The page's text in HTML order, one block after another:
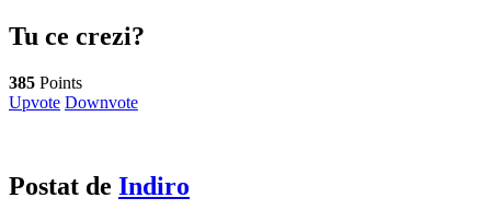
Tu ce crezi?
385 Points
Upvote Downvote
Postat de Indiro